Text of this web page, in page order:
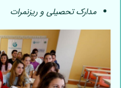
مدارک تحصیلی و ریزنمرات